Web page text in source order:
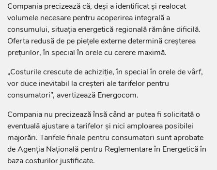
Compania precizează că, deși a identificat și realocat
volumele necesare pentru acoperirea integrală a
consumului, situația energetică regională rămâne dificilă.
Oferta redusă de pe piețele externe determină creșterea
prețurilor, în special în orele cu cerere maximă.
„Costurile crescute de achiziție, în special în orele de vârf,
vor duce inevitabil la creșteri ale tarifelor pentru
consumatori”, avertizează Energocom.
Compania nu precizează însă când ar putea fi solicitată o
eventuală ajustare a tarifelor și nici amploarea posibilei
majorări. Tarifele finale pentru consumatori sunt aprobate
de Agenția Națională pentru Reglementare în Energetică în
baza costurilor justificate.